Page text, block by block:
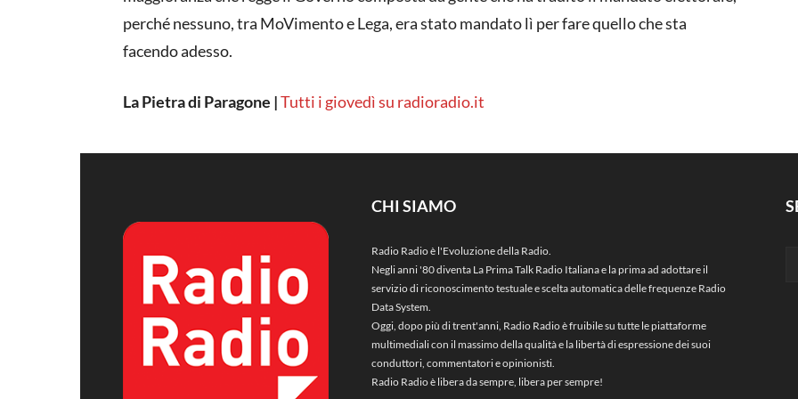
perché nessuno, tra MoVimento e Lega, era stato mandato lì per fare quello che sta
facendo adesso.
La Pietra di Paragone |Tutti i giovedì su radioradio.it
CHI SIAMO
Radio Radio è l'Evoluzione della Radio.
Negli anni '80 diventa La Prima Talk Radio Italiana e la prima ad adottare il
servizio di riconoscimento testuale e scelta automatica delle frequenze Radio
Data System.
Oggi, dopo più di trent'anni, Radio Radio è fruibile su tutte le piattaforme
multimediali con il massimo della qualità e la libertà di espressione dei suoi
conduttori, commentatori e opinionisti.
Radio Radio è libera da sempre, libera per sempre!